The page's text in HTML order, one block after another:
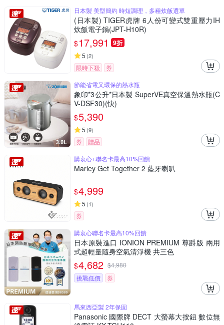
日本製 美型簡約 時短調理，多種炊飯選單
(日本製) TIGER虎牌 6人份可變式雙重壓力IH
炊飯電子鍋(JPT-H10R)
$17,991 9折
5 (2)
限時下殺
券
節能省電又環保的熱水瓶
象印*3公升*日本製 SuperVE真空保溫熱水瓶(C
V-DSF30)(快)
$5,390
5 (9)
券
贈品
購衷心+聯名卡最高10%回饋
Marley Get Together 2 藍牙喇叭
$4,999
5 (1)
券
購衷心聯名卡最高10%回饋
日本原裝進口 IONION PREMIUM 尊爵版 兩用
式超輕量隨身空氣清淨機 共三色
$4,682 $4,980
挑戰低價
券
馬來西亞製 2年保固
Panasonic 國際牌 DECT 大螢幕大按鈕 數位無